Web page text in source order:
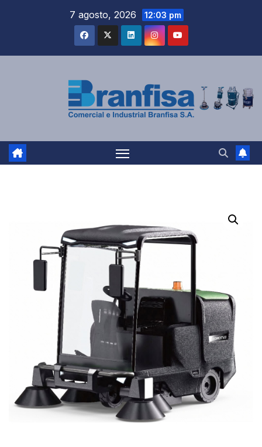
7 agosto, 2026 12:03 pm